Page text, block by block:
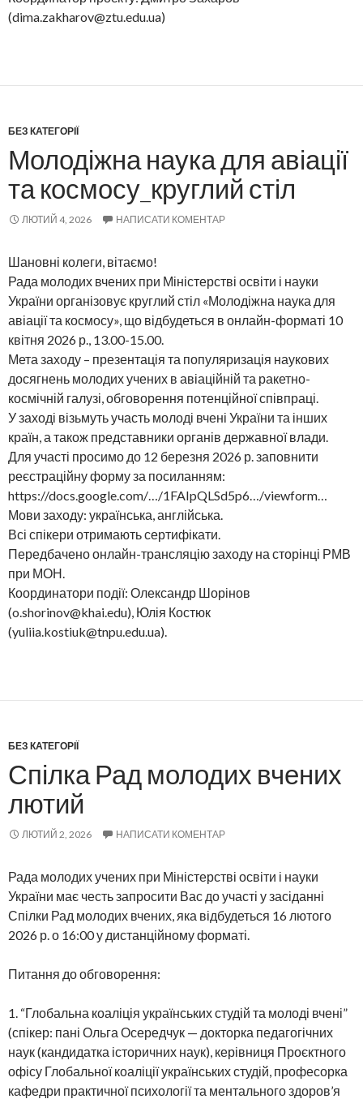
(dima.zakharov@ztu.edu.ua)
БЕЗ КАТЕГОРІЇ
Молодіжна наука для авіації
та космосу_круглий стіл
ЛЮТИЙ 4, 2026 НАПИСАТИ КОМЕНТАР
Шановні колеги, вітаємо!
Рада молодих вчених при Міністерстві освіти і науки
України організовує круглий стіл «Молодіжна наука для
авіації та космосу», що відбудеться в онлайн-форматі 10
квітня 2026 р., 13.00-15.00.
Мета заходу – презентація та популяризація наукових
досягнень молодих учених в авіаційній та ракетно-
космічній галузі, обговорення потенційної співпраці.
У заході візьмуть участь молоді вчені України та інших
країн, а також представники органів державної влади.
Для участі просимо до 12 березня 2026 р. заповнити
реєстраційну форму за посиланням:
https://docs.google.com/…/1FAIpQLSd5p6…/viewform…
Мови заходу: українська, англійська.
Всі спікери отримають сертифікати.
Передбачено онлайн-трансляцію заходу на сторінці РМВ
при МОН.
Координатори події: Олександр Шорінов
(o.shorinov@khai.edu), Юлія Костюк
(yuliia.kostiuk@tnpu.edu.ua).
БЕЗ КАТЕГОРІЇ
Спілка Рад молодих вчених
лютий
ЛЮТИЙ 2, 2026 НАПИСАТИ КОМЕНТАР
Рада молодих учених при Міністерстві освіти і науки
України має честь запросити Вас до участі у засіданні
Спілки Рад молодих вчених, яка відбудеться 16 лютого
2026 р. о 16:00 у дистанційному форматі.
Питання до обговорення:
1. “Глобальна коаліція українських студій та молоді вчені”
(спікер: пані Ольга Осередчук — докторка педагогічних
наук (кандидатка історичних наук), керівниця Проєктного
офісу Глобальної коаліції українських студій, професорка
кафедри практичної психології та ментального здоров’я